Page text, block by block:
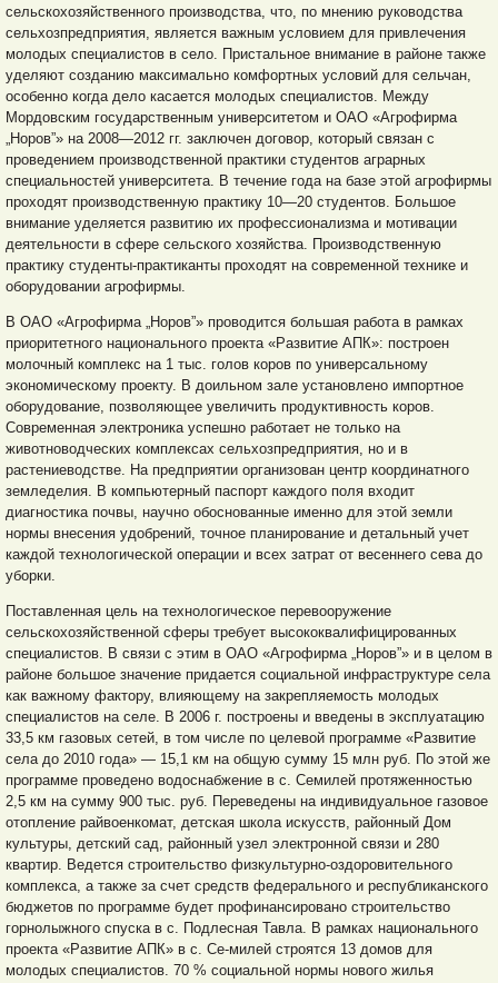
сельскохозяйственного производства, что, по мнению руководства
сельхозпредприятия, является важным условием для привлечения
молодых специалистов в село. Пристальное внимание в районе также
уделяют созданию максимально комфортных условий для сельчан,
особенно когда дело касается молодых специалистов. Между
Мордовским государственным университетом и ОАО «Агрофирма
„Норов”» на 2008—2012 гг. заключен договор, который связан с
проведением производственной практики студентов аграрных
специальностей университета. В течение года на базе этой агрофирмы
проходят производственную практику 10—20 студентов. Большое
внимание уделяется развитию их профессионализма и мотивации
деятельности в сфере сельского хозяйства. Производственную
практику студенты-практиканты проходят на современной технике и
оборудовании агрофирмы.
В ОАО «Агрофирма „Норов”» проводится большая работа в рамках
приоритетного национального проекта «Развитие АПК»: построен
молочный комплекс на 1 тыс. голов коров по универсальному
экономическому проекту. В доильном зале установлено импортное
оборудование, позволяющее увеличить продуктивность коров.
Современная электроника успешно работает не только на
животноводческих комплексах сельхозпредприятия, но и в
растениеводстве. На предприятии организован центр координатного
земледелия. В компьютерный паспорт каждого поля входит
диагностика почвы, научно обоснованные именно для этой земли
нормы внесения удобрений, точное планирование и детальный учет
каждой технологической операции и всех затрат от весеннего сева до
уборки.
Поставленная цель на технологическое перевооружение
сельскохозяйственной сферы требует высококвалифицированных
специалистов. В связи с этим в ОАО «Агрофирма „Норов”» и в целом в
районе большое значение придается социальной инфраструктуре села
как важному фактору, влияющему на закрепляемость молодых
специалистов на селе. В 2006 г. построены и введены в эксплуатацию
33,5 км газовых сетей, в том числе по целевой программе «Развитие
села до 2010 года» — 15,1 км на общую сумму 15 млн руб. По этой же
программе проведено водоснабжение в с. Семилей протяженностью
2,5 км на сумму 900 тыс. руб. Переведены на индивидуальное газовое
отопление райвоенкомат, детская школа искусств, районный Дом
культуры, детский сад, районный узел электронной связи и 280
квартир. Ведется строительство физкультурно-оздоровительного
комплекса, а также за счет средств федерального и республиканского
бюджетов по программе будет профинансировано строительство
горнолыжного спуска в с. Подлесная Тавла. В рамках национального
проекта «Развитие АПК» в с. Се-милей строятся 13 домов для
молодых специалистов. 70 % социальной нормы нового жилья